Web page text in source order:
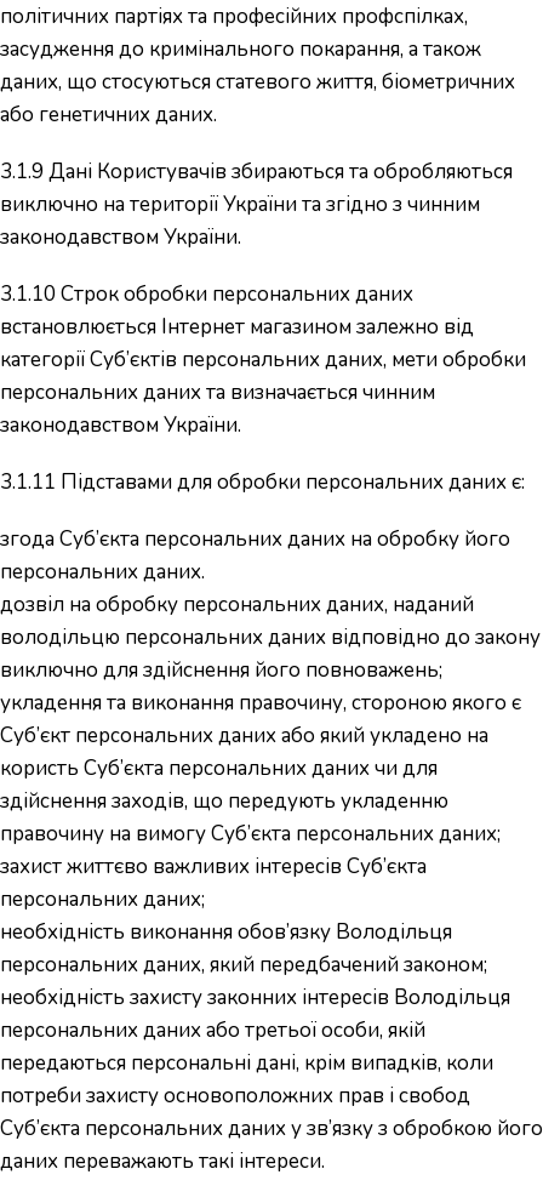
політичних партіях та професійних профспілках,
засудження до кримінального покарання, а також
даних, що стосуються статевого життя, біометричних
або генетичних даних.
3.1.9 Дані Користувачів збираються та обробляються
виключно на території України та згідно з чинним
законодавством України.
3.1.10 Cтрок обробки персональних даних
встановлюється Інтернет магазином залежно від
категорії Суб’єктів персональних даних, мети обробки
персональних даних та визначається чинним
законодавством України.
3.1.11 Підставами для обробки персональних даних є:
згода Суб’єкта персональних даних на обробку його
персональних даних.
дозвіл на обробку персональних даних, наданий
володільцю персональних даних відповідно до закону
виключно для здійснення його повноважень;
укладення та виконання правочину, стороною якого є
Суб’єкт персональних даних або який укладено на
користь Суб’єкта персональних даних чи для
здійснення заходів, що передують укладенню
правочину на вимогу Суб’єкта персональних даних;
захист життєво важливих інтересів Суб’єкта
персональних даних;
необхідність виконання обов’язку Володільця
персональних даних, який передбачений законом;
необхідність захисту законних інтересів Володільця
персональних даних або третьої особи, якій
передаються персональні дані, крім випадків, коли
потреби захисту основоположних прав і свобод
Суб’єкта персональних даних у зв’язку з обробкою його
даних переважають такі інтереси.